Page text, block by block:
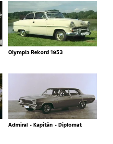
Olympia Rekord 1953
Admiral - Kapitän - Diplomat